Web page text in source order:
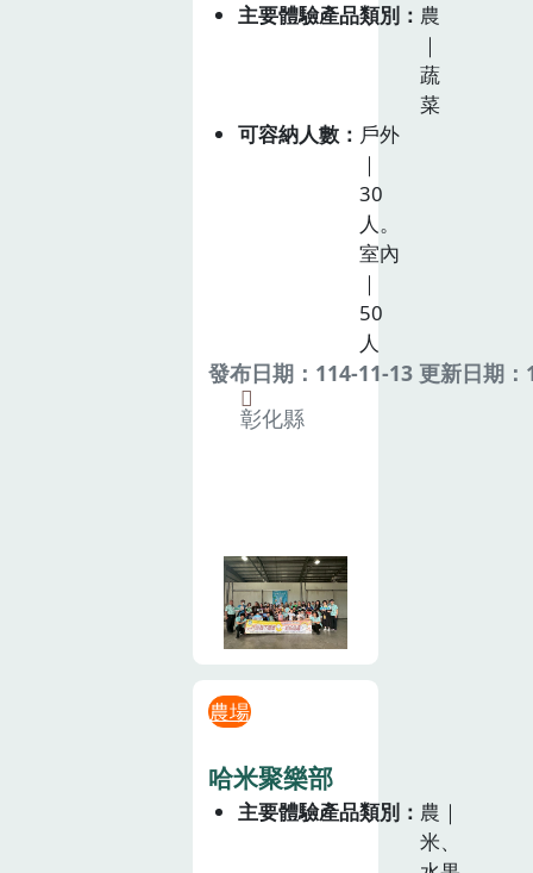
主要體驗產品類別
農
｜
蔬
菜
可容納人數
戶外
｜
30
人。
室內
｜
50
人
發布日期：114-11-13 更新日期
彰化縣
農場
哈米聚樂部
主要體驗產品類別
農｜
米、